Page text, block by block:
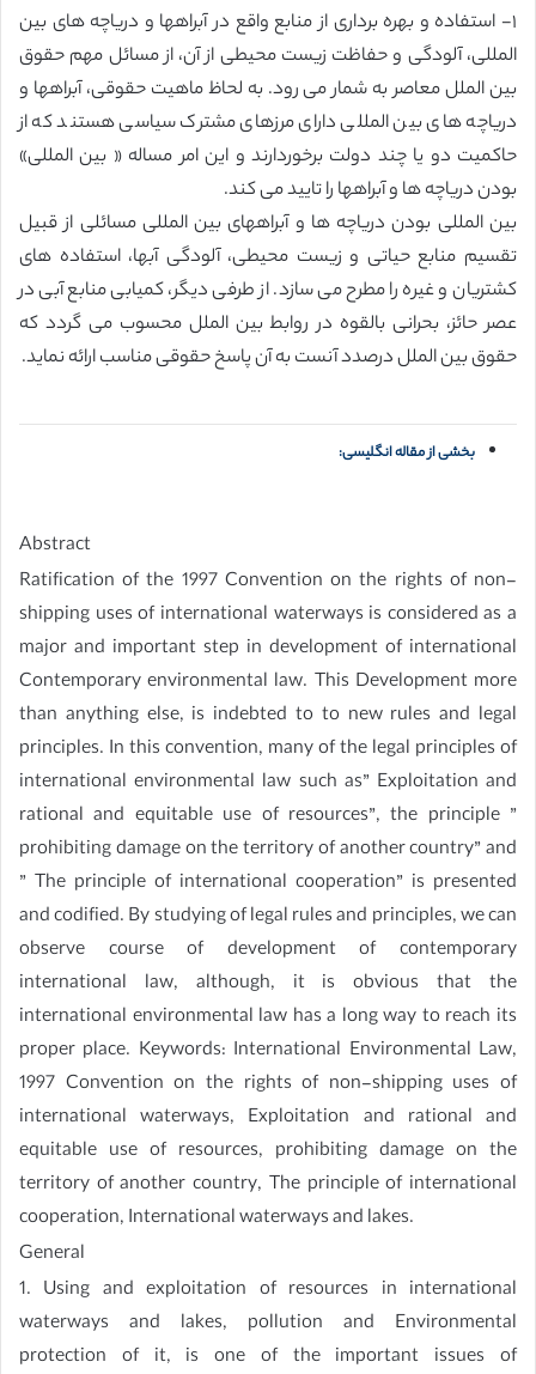
١- استفاده و بهره برداری از منابع واقع در آبراهها و دریاچه های بین
المللی، آلودگی و حفاظت زیست محیطی از آن، از مسائل مهم حقوق
بین الملل معاصر به شمار می رود. به لحاظ ماهیت حقوقی، آبراهها و
دریاچه های بین المللی دارای مرزهای مشترک سیاسی هستند که از
حاکمیت دو یا چند دولت برخوردارند و این امر مساله « بین المللی»
بودن دریاچه ها و آبراهها را تایید می کند.
بین المللی بودن دریاچه ها و آبراههای بین المللی مسائلی از قبیل
تقسیم منابع حیاتی و زیست محیطی، آلودگی آبها، استفاده های
کشتریان و غیره را مطرح می سازد. از طرفی دیگر، کمیابی منابع آبی در
عصر حائز، بحرانی بالقوه در روابط بین الملل محسوب می گردد که
حقوق بین الملل درصدد آنست به آن پاسخ حقوقی مناسب ارائه نماید.
بخشی از مقاله انگلیسی:
Abstract
Ratification of the 1997 Convention on the rights of non-
shipping uses of international waterways is considered as a
major and important step in development of international
Contemporary environmental law. This Development more
than anything else, is indebted to to new rules and legal
principles. In this convention, many of the legal principles of
international environmental law such as” Exploitation and
rational and equitable use of resources”, the principle ”
prohibiting damage on the territory of another country” and
” The principle of international cooperation” is presented
and codified. By studying of legal rules and principles, we can
observe course of development of contemporary
international law, although, it is obvious that the
international environmental law has a long way to reach its
proper place. Keywords: International Environmental Law,
1997 Convention on the rights of non-shipping uses of
international waterways, Exploitation and rational and
equitable use of resources, prohibiting damage on the
territory of another country, The principle of international
cooperation, International waterways and lakes.
General
1. Using and exploitation of resources in international
waterways and lakes, pollution and Environmental
protection of it, is one of the important issues of